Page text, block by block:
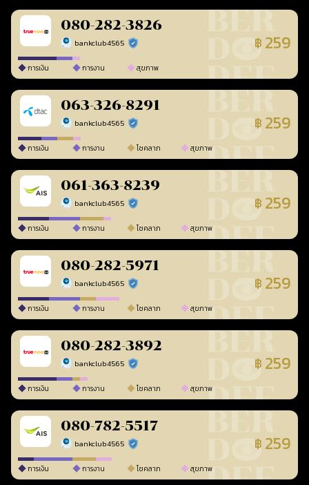
080-282-3826
bankclub4565 ร้านยืนยันแล้ว ฿ 259
การเงิน การงาน สุขภาพ
063-326-8291
bankclub4565 ร้านยืนยันแล้ว ฿ 259
การเงิน การงาน โชคลาภ สุขภาพ
061-363-8239
bankclub4565 ร้านยืนยันแล้ว ฿ 259
การเงิน การงาน โชคลาภ สุขภาพ
080-282-5971
bankclub4565 ร้านยืนยันแล้ว ฿ 259
การเงิน การงาน โชคลาภ สุขภาพ
080-282-3892
bankclub4565 ร้านยืนยันแล้ว ฿ 259
การเงิน การงาน โชคลาภ สุขภาพ
080-782-5517
bankclub4565 ร้านยืนยันแล้ว ฿ 259
การเงิน การงาน โชคลาภ สุขภาพ